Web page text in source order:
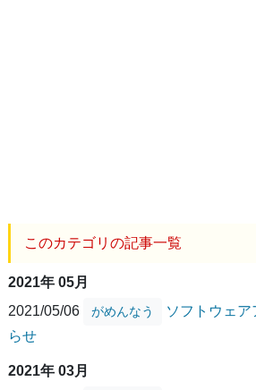
このカテゴリの記事一覧
2021年 05月
2021/05/06
がめんなう
ソフトウェ
らせ
2021年 03月